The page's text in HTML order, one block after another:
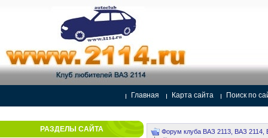
Главная Карта сайта Поиск по
РАЗДЕЛЫ САЙТА Форум клуба ВАЗ 2113, ВАЗ 2114,